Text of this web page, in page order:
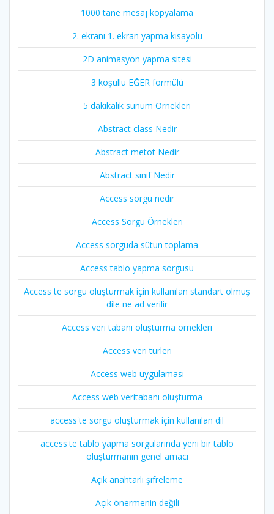
1000 tane mesaj kopyalama
2. ekranı 1. ekran yapma kısayolu
2D animasyon yapma sitesi
3 koşullu EĞER formülü
5 dakikalık sunum Örnekleri
Abstract class Nedir
Abstract metot Nedir
Abstract sınıf Nedir
Access sorgu nedir
Access Sorgu Örnekleri
Access sorguda sütun toplama
Access tablo yapma sorgusu
Access te sorgu oluşturmak için kullanılan standart olmuş
dile ne ad verilir
Access veri tabanı oluşturma örnekleri
Access veri türleri
Access web uygulaması
Access web veritabanı oluşturma
access'te sorgu oluşturmak için kullanılan dil
access'te tablo yapma sorgularında yeni bir tablo
oluşturmanın genel amacı
Açık anahtarlı şifreleme
Açık önermenin değili